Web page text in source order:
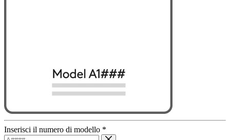
Inserisci il numero di modello *